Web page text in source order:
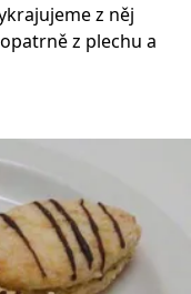
z něj
z plechu a